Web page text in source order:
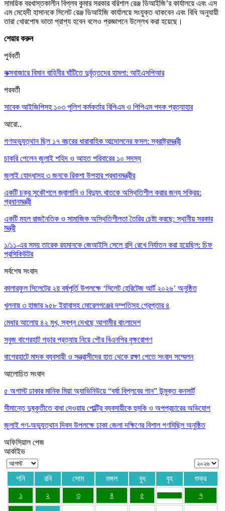
সাময়িক বরখাস্তকালীন বিপ্লব কুমার সরকার বরিশাল রেঞ্জ ডিআইজি’র কার্যালয়ে এবং এস
এম মেহেদী হাসানকে সিলেট রেঞ্জ ডিআইজি কার্যালয়ে সংযুক্ত থাকবেন এবং বিধি অনুযায়ী
তারা খোরপোষ ভাতা প্রাপ্য হবেন বলেও প্রজ্ঞাপনে উল্লেখ করা হয়েছে।
শেয়ার করুন
পুর্ববর্তী
কক্সবাজারে বিমান বাহিনীর ঘাঁটিতে দুর্বৃত্তদের হামলা: আইএসপিআর
পরবর্তী
সাবেক আইজিপিসহ ১০৩ পুলিশ কর্মকর্তার বিপিএম ও পিপিএম পদক প্রত্যাহার
আরো..
গণঅভ্যুত্থান ছিল ১৭ বছরের ধারাবাহিক আন্দোলনের ফসল: স্বরাষ্ট্রমন্ত্রী
চাকরি পেলেন জুলাই শহিদ ও আহত পরিবারের ১০ সদস্য
জুলাই যোদ্ধাসহ ৩ জনকে রিকশা উপহার প্রধানমন্ত্রীর
একটি চক্র সুকৌশলে জ্বালানি ও বিদ্যুৎ খাতকে অস্থিতিশীল করার জন্য সক্রিয়:
প্রধানমন্ত্রী
একটি মহল রাজনৈতিক ও সামাজিক অস্থিতিশীলতা তৈরির চেষ্টা করছে: স্থানীয় সরকার
মন্ত্রী
১/১১-এর সময় তারেক রহমানকে জেআইসি সেলে বন্দি রেখে নির্যাতন করা হয়েছিল: চিফ
প্রসিকিউটর
সর্বশেষ সংবাদ
কালারফুল সিলেটের ২য় বর্ষপূর্তি উপলক্ষে ‘সিলেট হেরিটেজ আর্ট ২০২৬’ অনুষ্ঠিত
খুলনায় ৩ হাজার ৯৫৮ ইয়াবাসহ মোরেলগঞ্জের দম্পতিসহ গ্রেপ্তার ৪
মেধার আলোয় ৪২ মুখ, স্বপ্ন দেখছে আগামীর বাংলাদেশ
সবুজ বাগেরহাট গড়ার প্রত্যায় নিয়ে পৌর বিএনপির বৃক্ষরোপণ
বাগেরহাটে মাদক ব্যবসায়ী ও সন্ত্রাসীদের হাত থেকে রক্ষা পেতে সংবাদ সম্মেলন
আলোচিত সংবাদ
৫ অগাস্ট ঢাকার মানিক মিয়া অ্যাভিনিউয়ে “বর্ষা বিপ্লবের গান” উন্মুক্ত কনসার্ট
সীমান্তে দুষ্কৃতীতে বাধা দেওয়ায় পোল্ট্রি ব্যবসায়ীকে হুমকি ও অপপ্রচারের অভিযোগ
জুলাই গণ-অভ্যুত্থান দিবস উপলক্ষে ঢাকা জেলা দক্ষিণের বিশাল গণমিছিল অনুষ্ঠিত
অফিসিয়াল পেজ
আর্কাইভ
শনি রবি সোম মঙ্গল বুধ বৃহ
শুক্র
১
২ ৩ ৪ ৫ ৭